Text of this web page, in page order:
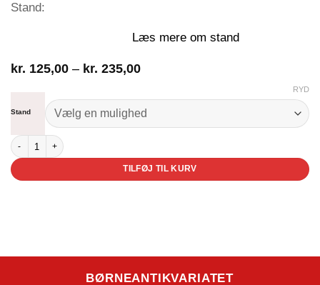
Stand:
Læs mere om stand
kr. 125,00 – kr. 235,00Prisinterval:
kr. 235,00
Stand
RYD
En bjørnehistorie antal
TILFØJ TIL KURV
BØRNEANTIKVARIATET